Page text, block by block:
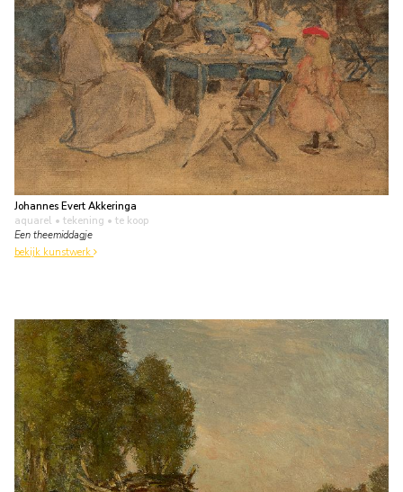
Johannes Evert Akkeringa
aquarel • tekening • te koop
Een theemiddagje
bekijk kunstwerk